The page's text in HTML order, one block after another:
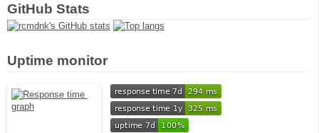
GitHub Stats
Uptime monitor